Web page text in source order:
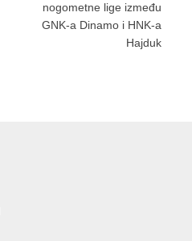
nogometne lige između
GNK-a Dinamo i HNK-a
Hajduk